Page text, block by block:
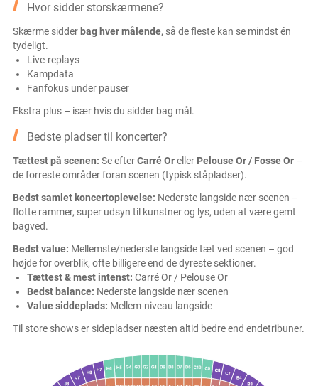
Hvor sidder storskærmene?
Skærme sidder bag hver målende, så de fleste kan se mindst én
tydeligt.
Live-replays
Kampdata
Fanfokus under pauser
Ekstra plus – især hvis du sidder bag mål.
Bedste pladser til koncerter?
Tættest på scenen: Se efterCarré Oreller Pelouse Or / Fosse Or –
de forreste områder foran scenen (typisk ståpladser).
Bedst samlet koncertoplevelse: Nederste langside nær scenen –
flotte rammer, super udsyn til kunstner og lys, uden at være gemt
bagved.
Bedst value: Mellemste/nederste langside tæt ved scenen – god
højde for overblik, ofte billigere end de dyreste sektioner.
Tættest & mest intenst: Carré Or / Pelouse Or
Bedst balance: Nederste langside nær scenen
Value siddeplads: Mellem-niveau langside
Til store shows er sidepladser næsten altid bedre end endetribuner.